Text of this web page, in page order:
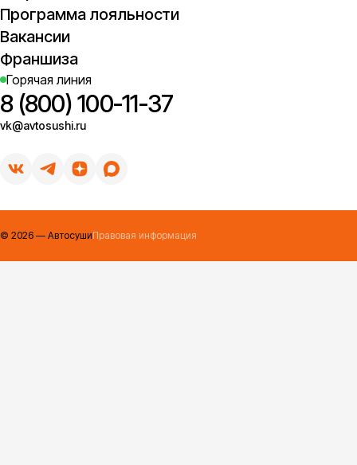
Программа лояльности
Вакансии
Франшиза
Горячая линия
8 (800) 100-11-37
vk@avtosushi.ru
© 2026 — АвтосушиПравовая информация